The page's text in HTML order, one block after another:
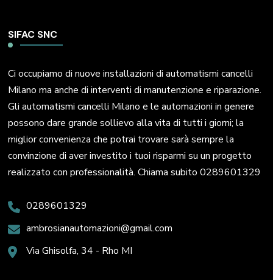
SIFAC SNC
Ci occupiamo di nuove installazioni di automatismi cancelli
Milano ma anche di interventi di manutenzione e riparazione.
Gli automatismi cancelli Milano e le automazioni in genere
possono dare grande sollievo alla vita di tutti i giorni; la
miglior convenienza che potrai trovare sarà sempre la
convinzione di aver investito i tuoi risparmi su un progetto
realizzato con professionalità. Chiama subito 0289601329
0289601329
ambrosianautomazioni@gmail.com
Via Ghisolfa, 34 - Rho MI